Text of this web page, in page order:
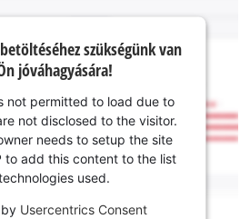
szükségünk van
jóváhagyására!
not permitted to load due to
not disclosed to the visitor.
needs to setup the site
to add this content to the list
used.
Usercentrics Consent